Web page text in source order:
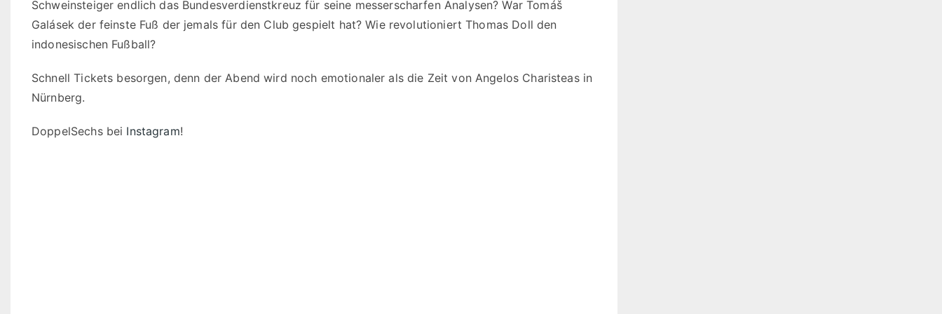
Schweinsteiger endlich das Bundesverdienstkreuz für seine messerscharfen Analysen? War Tomáš
Galásek der feinste Fuß der jemals für den Club gespielt hat? Wie revolutioniert Thomas Doll den
indonesischen Fußball?
Schnell Tickets besorgen, denn der Abend wird noch emotionaler als die Zeit von Angelos Charisteas in
Nürnberg.
DoppelSechs bei Instagram!